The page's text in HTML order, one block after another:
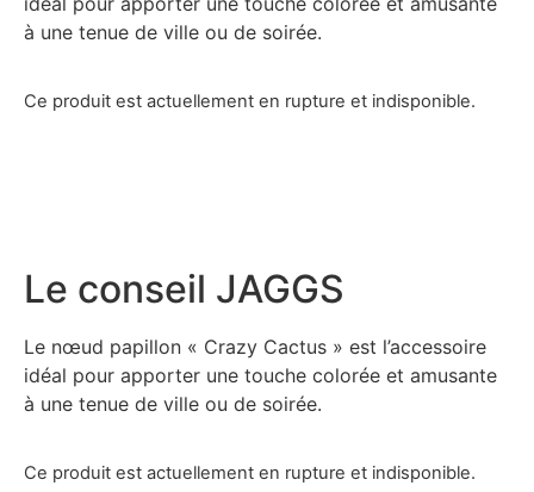
à une tenue de ville ou de soirée.
Ce produit est actuellement en rupture et indisponible.
Le conseil JAGGS
Le nœud papillon « Crazy Cactus » est l’accessoire
idéal pour apporter une touche colorée et amusante
à une tenue de ville ou de soirée.
Ce produit est actuellement en rupture et indisponible.